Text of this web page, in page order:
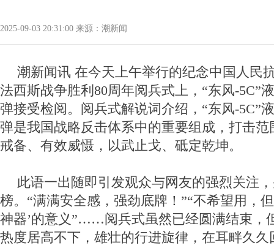
2025-09-03 20:31:00 来源：潮新闻
潮新闻讯 在今天上午举行的纪念中国人民
法西斯战争胜利80周年阅兵式上，“东风-5C”
弹接受检阅。阅兵式解说词介绍，“东风-5C”
弹是我国战略反击体系中的重要组成，打击
戒备、有效威慑，以武止戈、砥定乾坤。
此语一出随即引发观众与网友的强烈关注
榜。“满满安全感，强劲底牌！”“不希望用，
神器’的意义”……阅兵式虽然已经圆满结束，
热度居高不下，雄壮的行进旋律，在耳畔久久